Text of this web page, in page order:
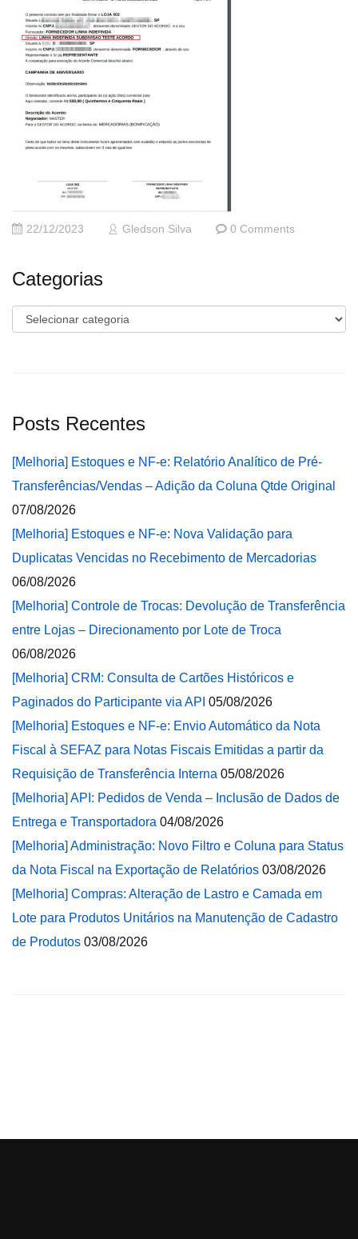
22/12/2023 Gledson Silva 0 Comments
Categorias
Categorias
Posts Recentes
[Melhoria] Estoques e NF-e: Relatório Analítico de Pré-
Transferências/Vendas – Adição da Coluna Qtde Original
07/08/2026
[Melhoria] Estoques e NF-e: Nova Validação para
Duplicatas Vencidas no Recebimento de Mercadorias
06/08/2026
[Melhoria] Controle de Trocas: Devolução de Transferência
entre Lojas – Direcionamento por Lote de Troca
06/08/2026
[Melhoria] CRM: Consulta de Cartões Históricos e
Paginados do Participante via API 05/08/2026
[Melhoria] Estoques e NF-e: Envio Automático da Nota
Fiscal à SEFAZ para Notas Fiscais Emitidas a partir da
Requisição de Transferência Interna 05/08/2026
[Melhoria] API: Pedidos de Venda – Inclusão de Dados de
Entrega e Transportadora 04/08/2026
[Melhoria] Administração: Novo Filtro e Coluna para Status
da Nota Fiscal na Exportação de Relatórios 03/08/2026
[Melhoria] Compras: Alteração de Lastro e Camada em
Lote para Produtos Unitários na Manutenção de Cadastro
de Produtos 03/08/2026